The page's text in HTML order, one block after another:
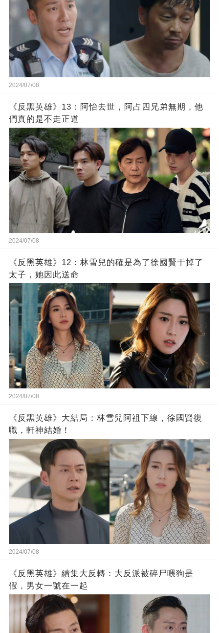
2024/07/08
《反黑英雄》13：阿怡去世，阿占四兄弟無期，他
們真的是不走正道
2024/07/08
《反黑英雄》12：林雪兒的確是為了徐國賢干掉了
太子，她因此送命
2024/07/08
《反黑英雄》大結局：林雪兒阿祖下線，徐國賢復
職，軒神結婚！
2024/07/08
《反黑英雄》續集大反轉：大反派被碎尸喂狗是
假，男女一號在一起